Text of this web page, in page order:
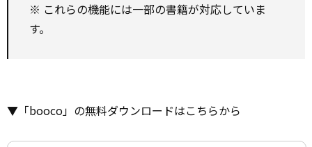
※ これらの機能には一部の書籍が対応していま
す。
▼「booco」の無料ダウンロードはこちらから